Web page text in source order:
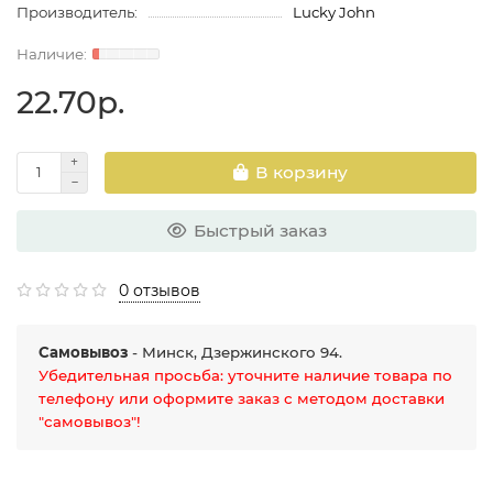
Производитель:
Lucky John
22.70р.
В корзину
Быстрый заказ
0 отзывов
Самовывоз - Минск, Дзержинского 94.
Убедительная просьба: уточните наличие товара по
телефону или оформите заказ с методом доставки
"самовывоз"!